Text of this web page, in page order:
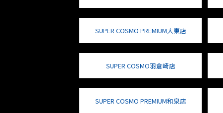
SUPER COSMO PREMIUM大東店
SUPER COSMO羽倉崎店
SUPER COSMO PREMIUM和泉店